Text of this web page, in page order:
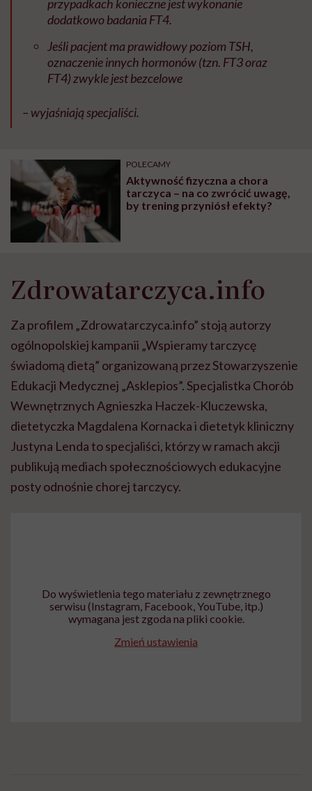
przypadkach konieczne jest wykonanie
dodatkowo badania FT4.
Jeśli pacjent ma prawidłowy poziom TSH,
oznaczenie innych hormonów (tzn. FT3 oraz
FT4) zwykle jest bezcelowe
– wyjaśniają specjaliści.
POLECAMY
Aktywność fizyczna a chora
tarczyca – na co zwrócić uwagę,
by trening przyniósł efekty?
Zdrowatarczyca.info
Za profilem „Zdrowatarczyca.info” stoją autorzy
ogólnopolskiej kampanii „Wspieramy tarczycę
świadomą dietą” organizowaną przez Stowarzyszenie
Edukacji Medycznej „Asklepios”. Specjalistka Chorób
Wewnętrznych Agnieszka Haczek-Kluczewska,
dietetyczka Magdalena Kornacka i dietetyk kliniczny
Justyna Lenda to specjaliści, którzy w ramach akcji
publikują mediach społecznościowych edukacyjne
posty odnośnie chorej tarczycy.
Do wyświetlenia tego materiału z zewnętrznego
serwisu (Instagram, Facebook, YouTube, itp.)
wymagana jest zgoda na pliki cookie.
Zmień ustawienia